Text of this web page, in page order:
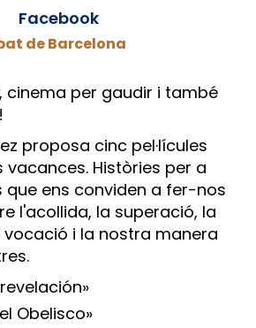
Facebook
de Barcelona
cinema per gaudir i també
proposa cinc pel·lícules
vacances. Històries per a
que ens conviden a fer-nos
l'acollida, la superació, la
vocació i la nostra manera
Obelisco»